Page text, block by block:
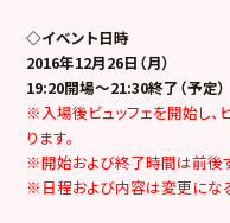
◇イベント日時
2016年12月26日（月）
19:20開場～21:30終了（予定）
※入場後ビュッフェを開始し
ります。
※開始および終了時間は前後
※日程および内容は変更にな